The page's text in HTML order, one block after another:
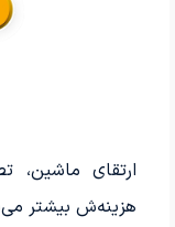
ارتقای ماشین،
هزینه‌ش بیشتر